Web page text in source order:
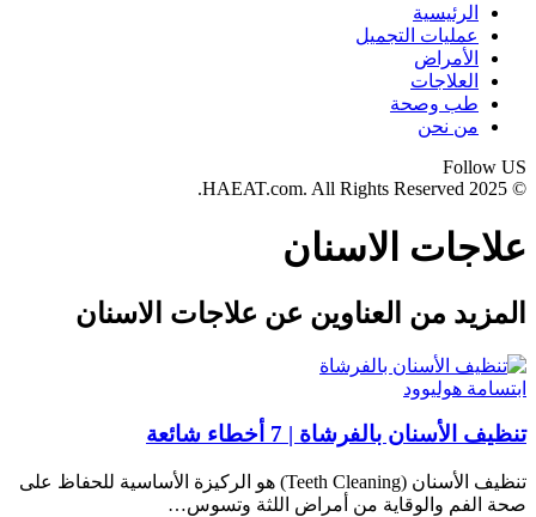
الرئيسية
عمليات التجميل
الأمراض
العلاجات
طب وصحة
من نحن
Follow US
© 2025 HAEAT.com. All Rights Reserved.
علاجات الاسنان
المزيد من العناوين عن علاجات الاسنان
ابتسامة هوليوود
تنظيف الأسنان بالفرشاة | 7 أخطاء شائعة
تنظيف الأسنان (Teeth Cleaning) هو الركيزة الأساسية للحفاظ على
صحة الفم والوقاية من أمراض اللثة وتسوس…